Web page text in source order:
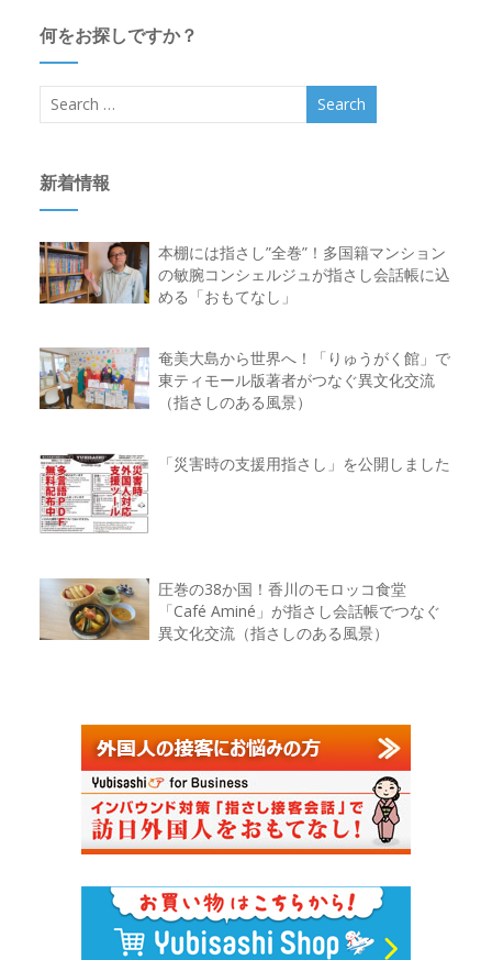
何をお探しですか？
新着情報
本棚には指さし”全巻”！多国籍マンション
の敏腕コンシェルジュが指さし会話帳に込
める「おもてなし」
奄美大島から世界へ！「りゅうがく館」で
東ティモール版著者がつなぐ異文化交流
（指さしのある風景）
「災害時の支援用指さし」を公開しました
圧巻の38か国！香川のモロッコ食堂
「Café Aminé」が指さし会話帳でつなぐ
異文化交流（指さしのある風景）